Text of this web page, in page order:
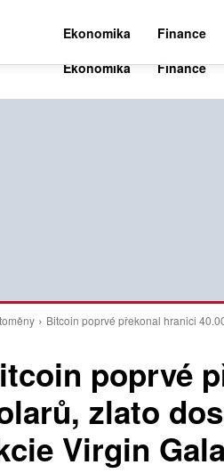
Ekonomika Finance
Bitcoin poprvé překonal hranici
poprvé
zlato
Virgin